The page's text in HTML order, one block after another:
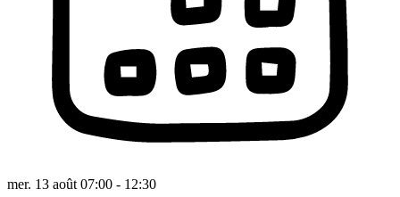
mer. 13 août 07:00 - 12:30